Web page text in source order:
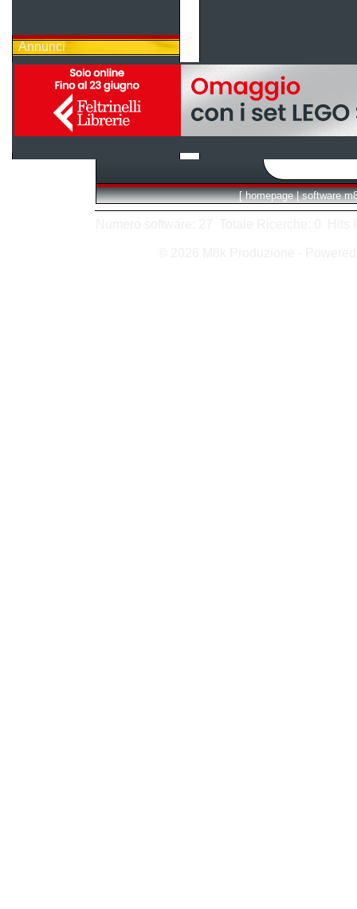
Annunci
[ homepage | software